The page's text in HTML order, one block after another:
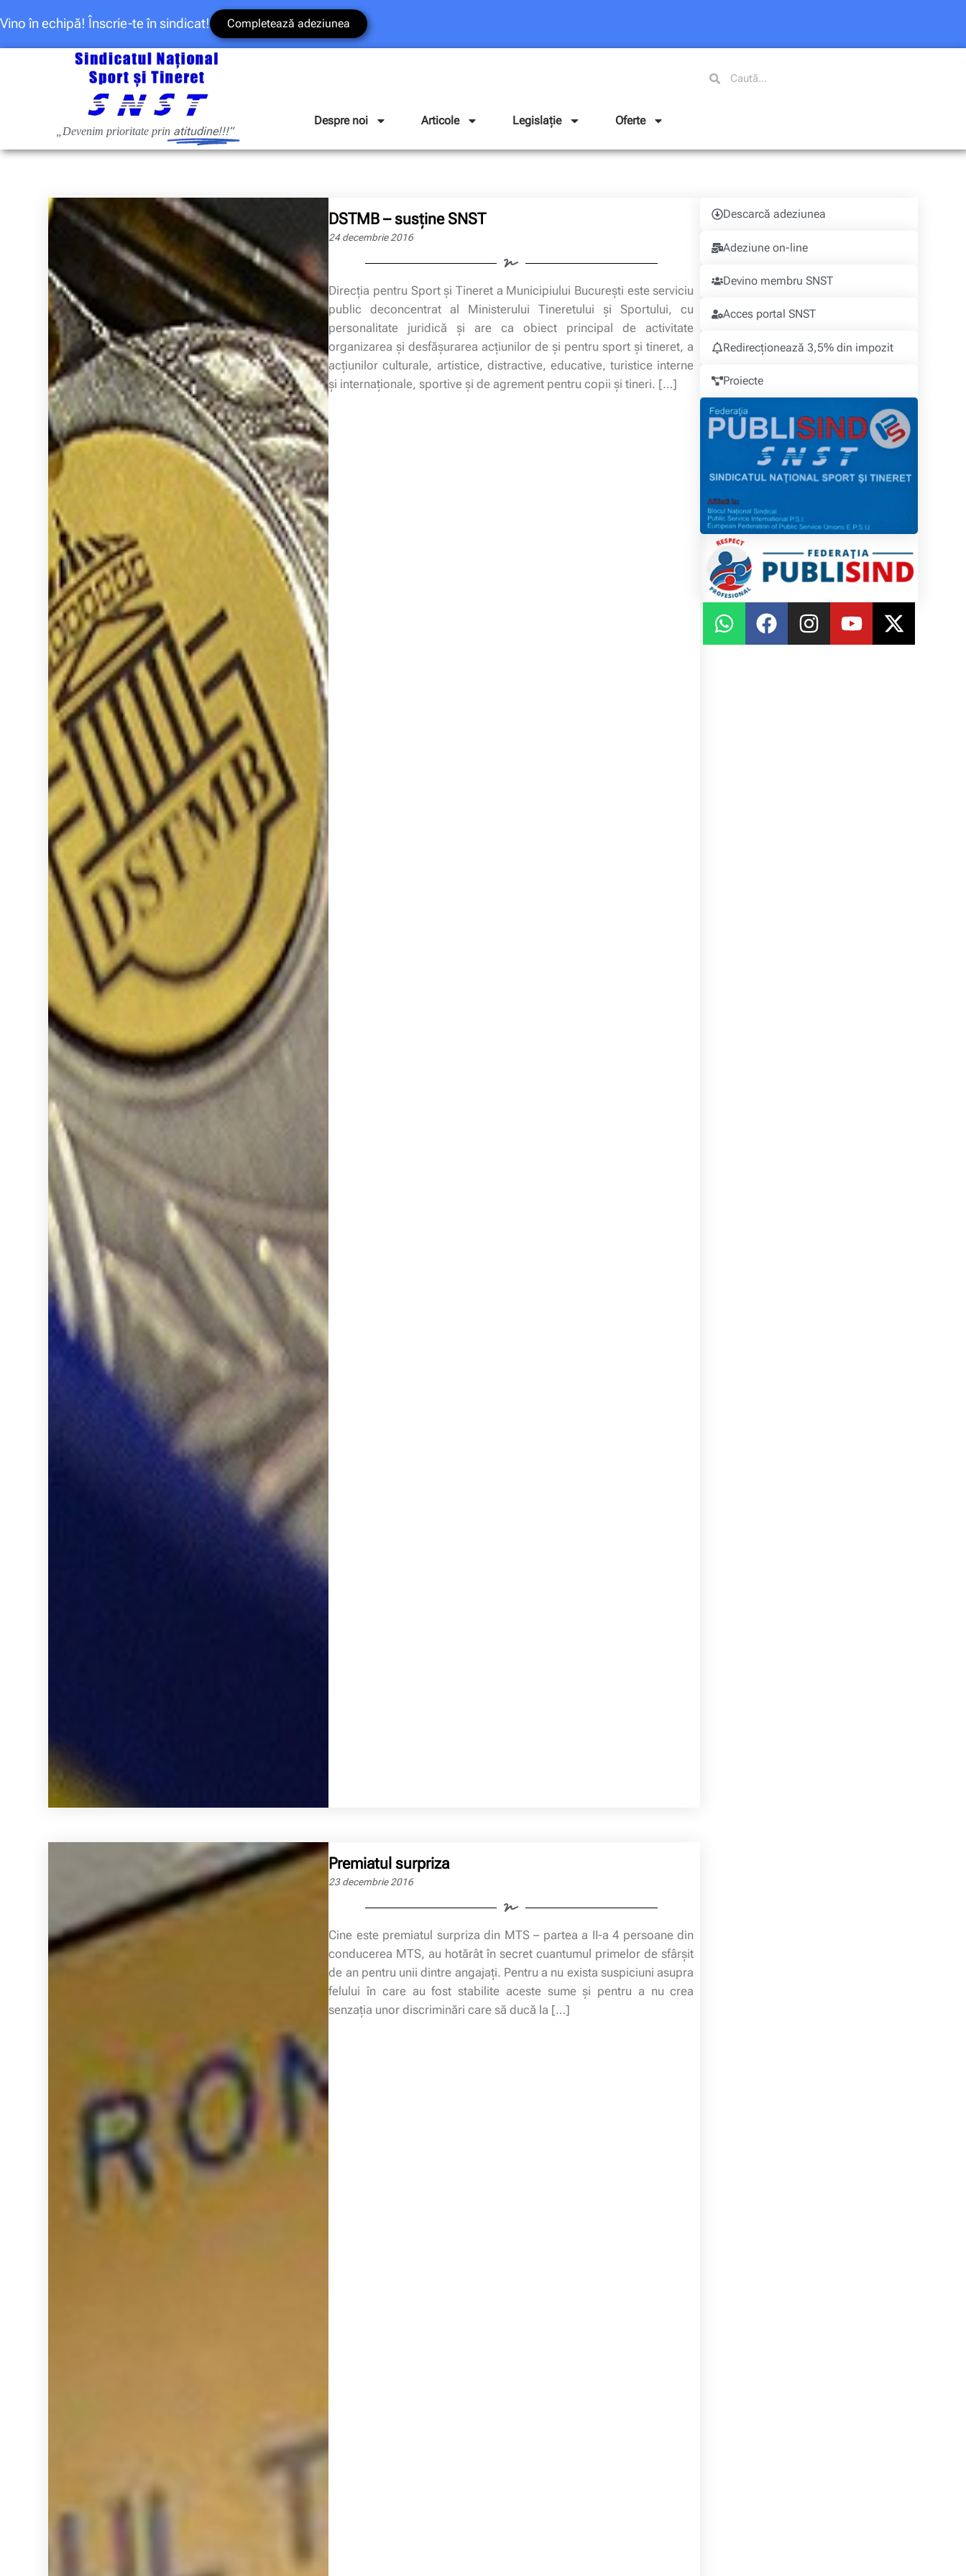
Vino în echipă! Înscrie-te în sindicat! Completează adeziunea
„Devenim prioritate prin atitudine!!!”
Despre noi Articole Legislație Oferte
DSTMB – susţine SNST
24 decembrie 2016
Direcţia pentru Sport şi Tineret a Municipiului Bucureşti este serviciu
public deconcentrat al Ministerului Tineretului şi Sportului, cu
personalitate juridică şi are ca obiect principal de activitate
organizarea şi desfăşurarea acţiunilor de şi pentru sport şi tineret, a
acţiunilor culturale, artistice, distractive, educative, turistice interne
şi internaţionale, sportive şi de agrement pentru copii şi tineri. […]
Premiatul surpriza
23 decembrie 2016
Cine este premiatul surpriza din MTS – partea a II-a 4 persoane din
conducerea MTS, au hotărât în secret cuantumul primelor de sfârşit
de an pentru unii dintre angajaţi. Pentru a nu exista suspiciuni asupra
felului în care au fost stabilite aceste sume şi pentru a nu crea
senzaţia unor discriminări care să ducă la […]
Descarcă adeziunea
Adeziune on-line
Devino membru SNST
Acces portal SNST
Redirecționează 3,5% din impozit
Proiecte